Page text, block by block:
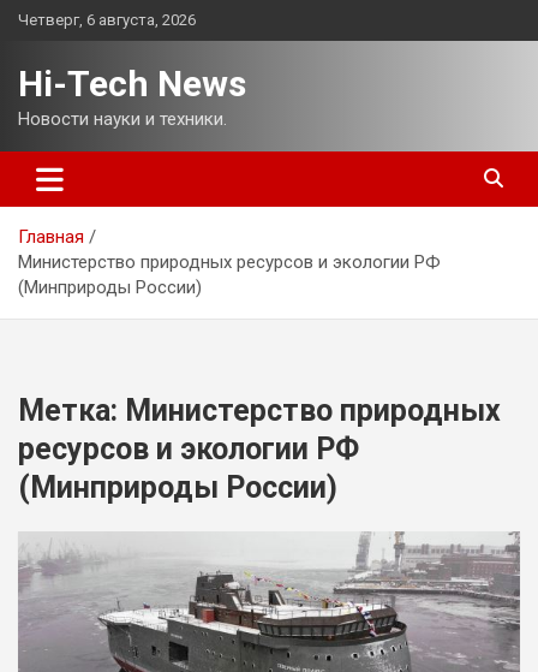
Перейти
Четверг, 6 августа, 2026
Hi-Tech News
Новости науки и техники.
Главная
Министерство природных ресурсов и экологии РФ
(Минприроды России)
Метка: Министерство природных
ресурсов и экологии РФ
(Минприроды России)